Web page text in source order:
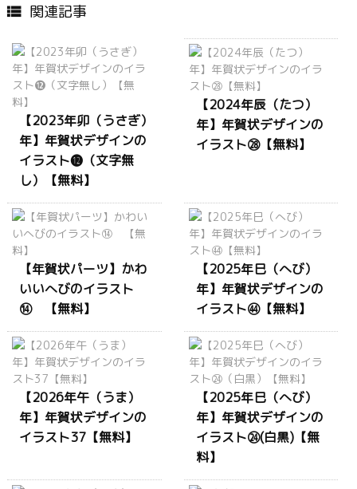
 関連記事
【2023年卯（うさぎ）
年】年賀状デザインの
イラスト⓬（文字無
し）【無料】
【2024年辰（たつ）
年】年賀状デザインの
イラスト㉘【無料】
【年賀状パーツ】かわ
いいへびのイラスト
⑭ 【無料】
【2025年巳（へび）
年】年賀状デザインの
イラスト㊹【無料】
【2026年午（うま）
年】年賀状デザインの
イラスト37【無料】
【2025年巳（へび）
年】年賀状デザインの
イラスト㉔(白黒)【無
料】